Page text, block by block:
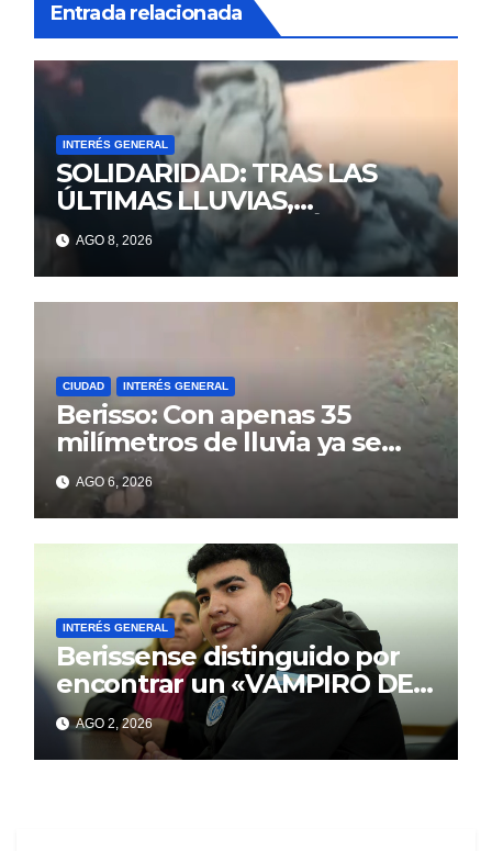
Entrada relacionada
INTERÉS GENERAL
SOLIDARIDAD: TRAS LAS
ÚLTIMAS LLUVIAS,
ALEJANDRA PERDIÓ TODO Y
NECESITA DE LA AYUDA DE
TODOS
AGO 8, 2026
CIUDAD INTERÉS GENERAL
Berisso: Con apenas 35
milímetros de lluvia ya se
sienten los problemas
AGO 6, 2026
INTERÉS GENERAL
Berissense distinguido por
encontrar un «VAMPIRO DE
MAR»
AGO 2, 2026